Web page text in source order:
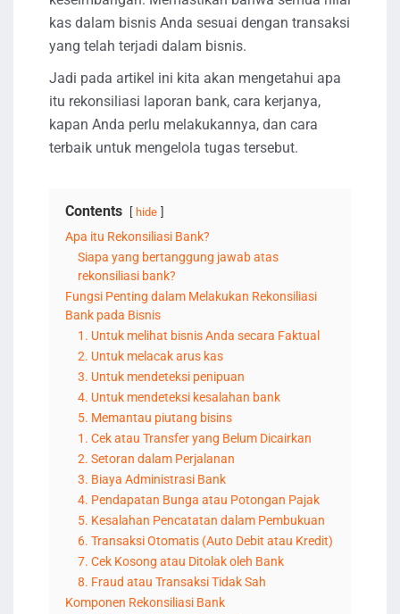
kas dalam bisnis Anda sesuai dengan transaksi
yang telah terjadi dalam bisnis.
Jadi pada artikel ini kita akan mengetahui apa
itu rekonsiliasi laporan bank, cara kerjanya,
kapan Anda perlu melakukannya, dan cara
terbaik untuk mengelola tugas tersebut.
Contents hide
Apa itu Rekonsiliasi Bank?
Siapa yang bertanggung jawab atas
rekonsiliasi bank?
Fungsi Penting dalam Melakukan Rekonsiliasi
Bank pada Bisnis
1. Untuk melihat bisnis Anda secara Faktual
2. Untuk melacak arus kas
3. Untuk mendeteksi penipuan
4. Untuk mendeteksi kesalahan bank
5. Memantau piutang bisins
1. Cek atau Transfer yang Belum Dicairkan
2. Setoran dalam Perjalanan
3. Biaya Administrasi Bank
4. Pendapatan Bunga atau Potongan Pajak
5. Kesalahan Pencatatan dalam Pembukuan
6. Transaksi Otomatis (Auto Debit atau Kredit)
7. Cek Kosong atau Ditolak oleh Bank
8. Fraud atau Transaksi Tidak Sah
Komponen Rekonsiliasi Bank